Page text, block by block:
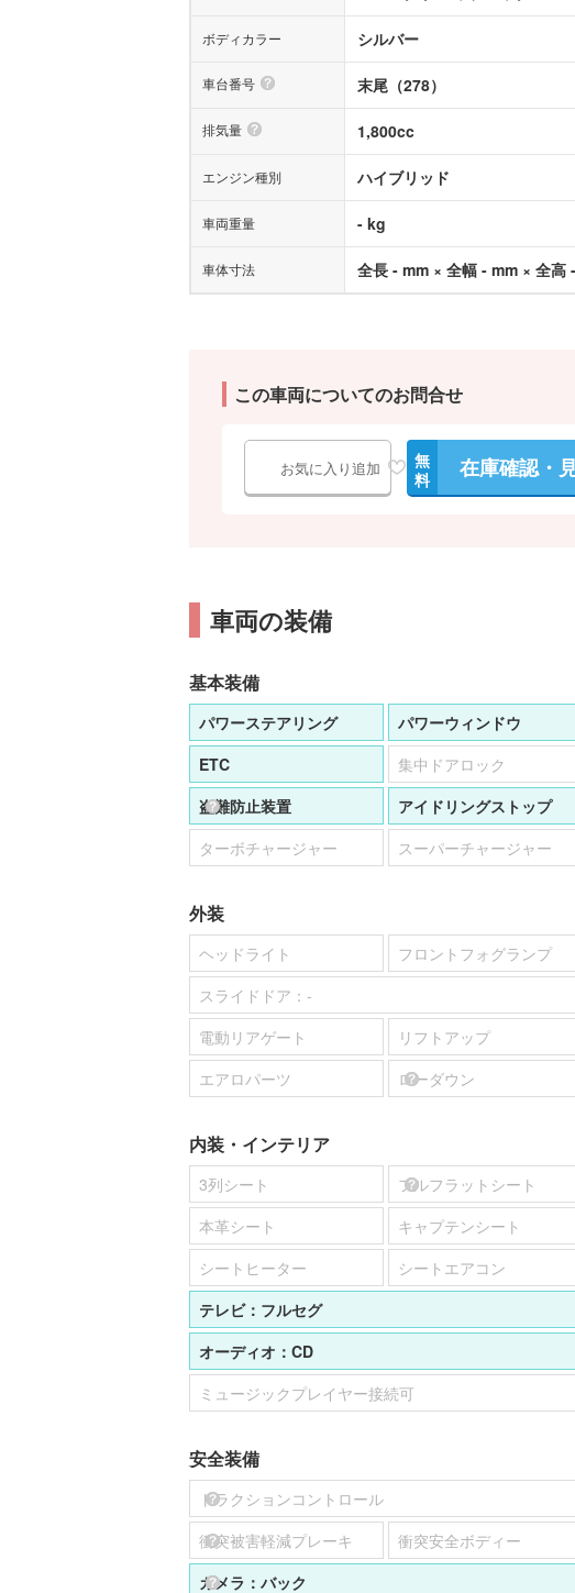
ボディカラー シルバー
車台番号 末尾（278）
排気量 1,800cc
エンジン種別 ハイブリッド
車両重量 - kg
車体寸法 全長 - mm × 全幅 - mm × 全高
この車両についてのお問合せ
お気に入り追加
無
料
在庫確認・
車両の装備
基本装備
パワーステアリング パワーウィンドウ
ETC
集中ドアロック
盗難防止装置
アイドリングストップ
ターボチャージャー
スーパーチャージャー
外装
ヘッドライト フロントフォグランプ
スライドドア： -
電動リアゲート
リフトアップ
エアロパーツ
ローダウン
内装・インテリア
3列シート フルフラットシート
本革シート
キャプテンシート
シートヒーター
シートエアコン
テレビ： フルセグ
オーディオ： CD
ミュージックプレイヤー接続可
安全装備
トラクションコントロール
衝突被害軽減プレーキ
衝突安全ボディー
カメラ： バック